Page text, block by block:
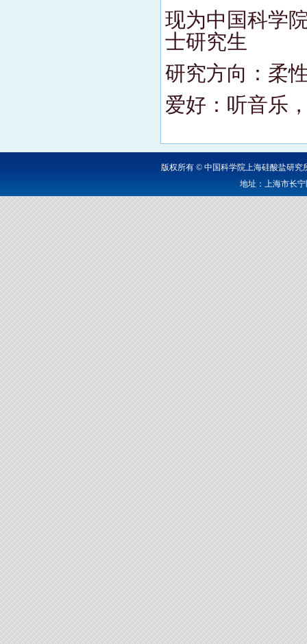
现为中国科学
士研究生
研究方向：柔
爱好：听音乐
版权所有 © 中国科学院上海硅酸盐研
地址：上海市长